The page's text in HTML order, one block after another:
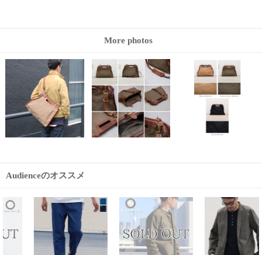
More photos
Audienceのオススメ